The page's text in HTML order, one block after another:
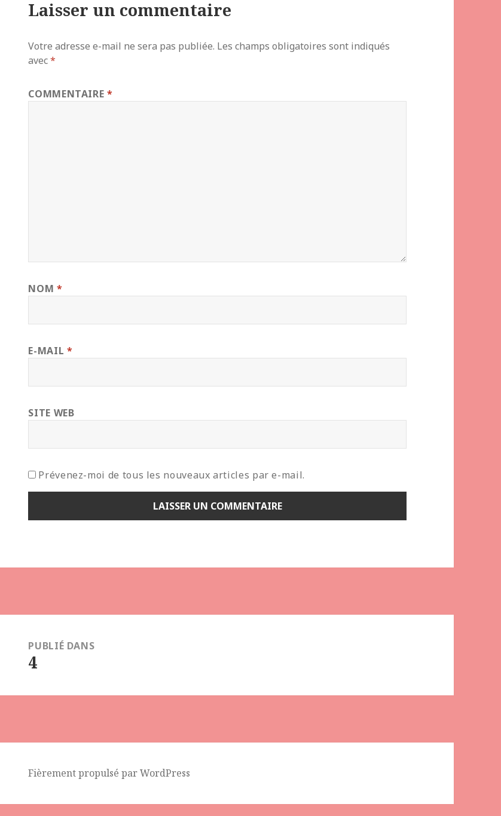
Laisser un commentaire
Votre adresse e-mail ne sera pas publiée. Les champs obligatoires sont indiqués
avec*
COMMENTAIRE*
NOM *
E-MAIL *
SITE WEB
Prévenez-moi de tous les nouveaux articles par e-mail.
PUBLIÉ DANS
4
Fièrement propulsé par WordPress